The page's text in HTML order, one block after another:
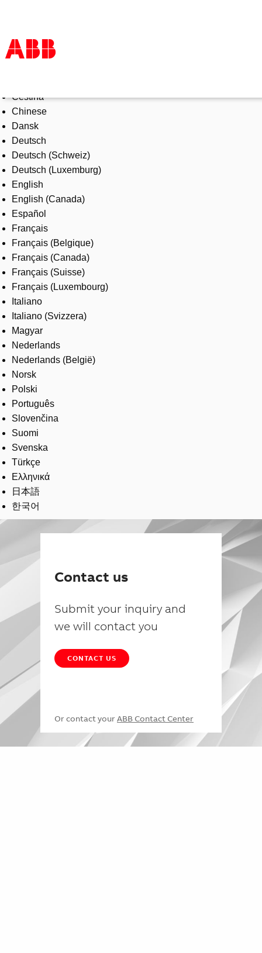
Products & Solutions
Industries
Services
About us
Where to buy
Contact us
Careers
Čeština
Chinese
Dansk
Deutsch
Deutsch (Schweiz)
Deutsch (Luxemburg)
English
English (Canada)
Español
Français
Français (Belgique)
Français (Canada)
Français (Suisse)
Français (Luxembourg)
Italiano
Italiano (Svizzera)
Magyar
Nederlands
Nederlands (België)
Norsk
Polski
Português
Slovenčina
Suomi
Svenska
Türkçe
Ελληνικά
日本語
한국어
Contact us
Submit your inquiry and
we will contact you
CONTACT US
Or contact your ABB Contact Center